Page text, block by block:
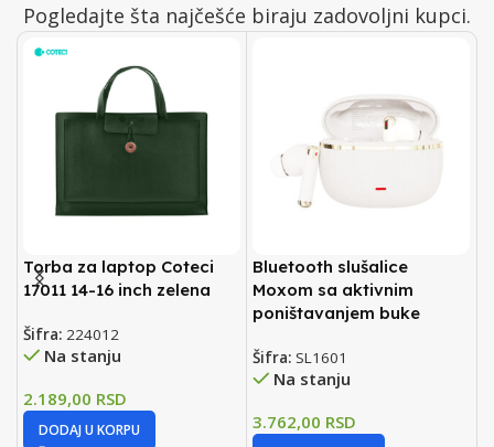
Pogledajte šta najčešće biraju zadovoljni kupci.
Torba za laptop Coteci
17011 14-16 inch zelena
Šifra: 224012
Na stanju
2.189,00 RSD
DODAJ U KORPU
Bluetooth slušalice
Moxom sa aktivnim
poništavanjem buke
Šifra: SL1601
Na stanju
3.762,00 RSD